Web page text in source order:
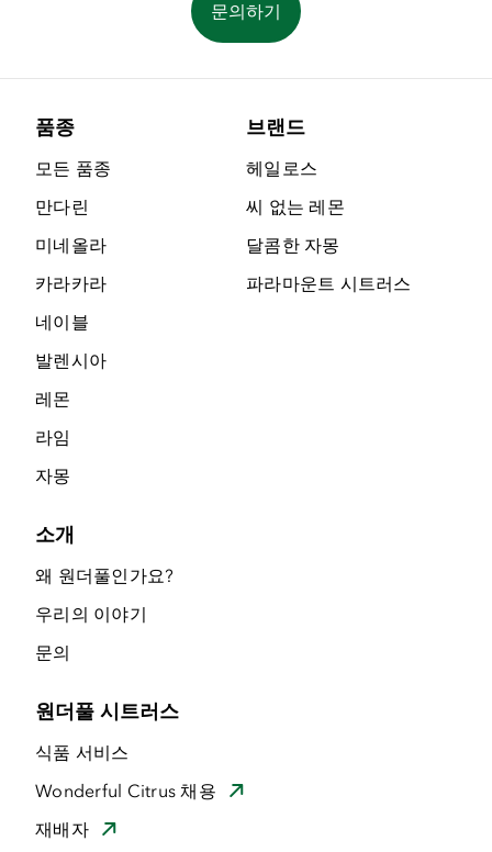
문의하기
품종
모든 품종
만다린
미네올라
카라카라
네이블
발렌시아
레몬
라임
자몽
브랜드
헤일로스
씨 없는 레몬
달콤한 자몽
파라마운트 시트러스
소개
왜 원더풀인가요?
우리의 이야기
문의
원더풀 시트러스
식품 서비스
Wonderful Citrus 채용
재배자